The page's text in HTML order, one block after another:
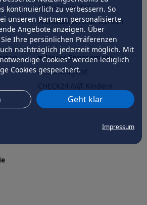
kontinuierlich zu verbessern. So
unseren Partnern personalisierte
Angebote anzeigen. Über
Sie Ihre persönlichen Präferenzen
nachträglich jederzeit möglich. Mit
Cookies” werden lediglich
Cookies gespeichert.
Geht klar
Impressum
Affiliate werden
Werkstattpartner werden
Unser Engagement
Nachhaltigkeit
CHECK24hilftder Natur